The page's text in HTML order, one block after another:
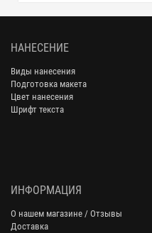
НАНЕСЕНИЕ
Виды нанесения
Подготовка макета
Цвет нанесения
Шрифт текста
ИНФОРМАЦИЯ
О нашем магазине / Отзывы
Доставка